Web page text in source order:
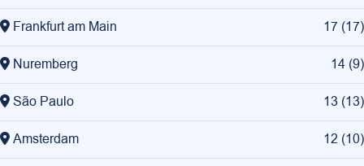
Frankfurt am Main 17 (17)
Nuremberg 14 (9)
São Paulo 13 (13)
Amsterdam 12 (10)